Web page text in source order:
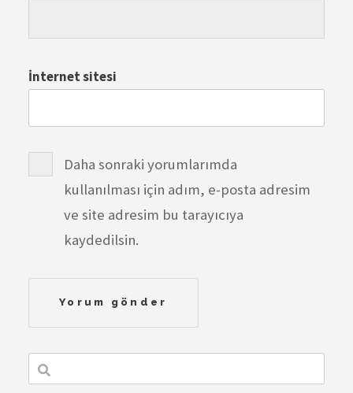
İnternet sitesi
Daha sonraki yorumlarımda
kullanılması için adım, e-posta adresim
ve site adresim bu tarayıcıya
kaydedilsin.